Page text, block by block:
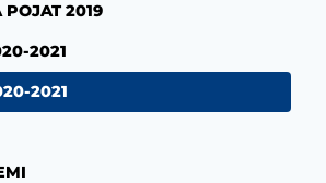
POJAT 2019
2021
2021